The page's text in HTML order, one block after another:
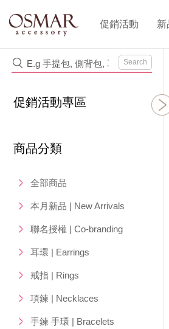
促銷活動 新
Search
促銷活動專區
商品分類
全部商品
本月新品 | New Arrivals
聯名授權 | Co-branding
耳環 | Earrings
戒指 | Rings
項鍊 | Necklaces
手鍊 手環 | Bracelets